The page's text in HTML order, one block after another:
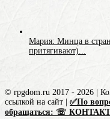
Мария: Минца в
притягивают)...
© rpgdom.ru 2017 - 2026 |
ссылкой на сайт | ✅По
обращаться: ☏